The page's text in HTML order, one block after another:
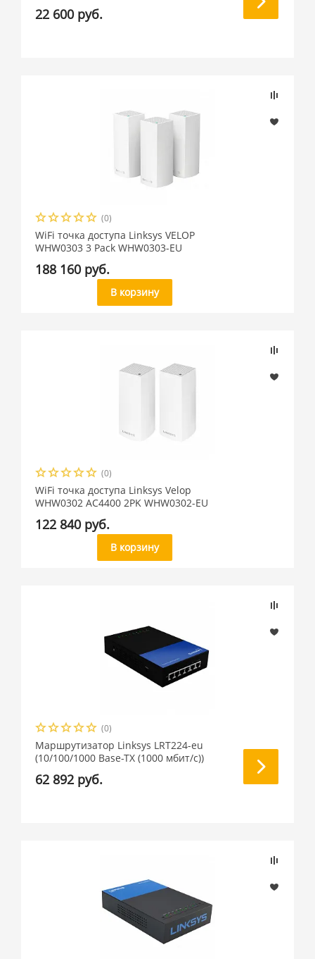
22 600 руб.
(0)
WiFi точка доступа Linksys VELOP
WHW0303 3 Pack WHW0303-EU
188 160 руб.
В корзину
(0)
WiFi точка доступа Linksys Velop
WHW0302 AC4400 2PK WHW0302-EU
122 840 руб.
В корзину
(0)
Маршрутизатор Linksys LRT224-eu
(10/100/1000 Base-TX (1000 мбит/с))
62 892 руб.